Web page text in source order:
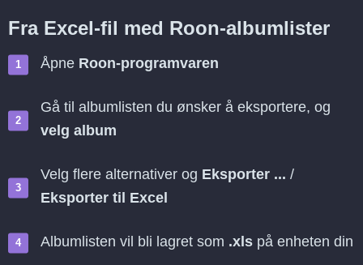
Fra Excel-fil med Roon-albumlister
Åpne Roon-programvaren
Gå til albumlisten du ønsker å eksportere, og
velg album
Velg flere alternativer og Eksporter ... /
Eksporter til Excel
Albumlisten vil bli lagret som .xls på enheten din